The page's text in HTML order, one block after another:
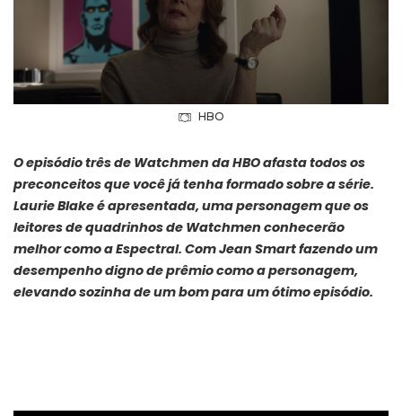
HBO
O episódio três de Watchmen da HBO afasta todos os
preconceitos que você já tenha formado sobre a série.
Laurie Blake é apresentada, uma personagem que os
leitores de quadrinhos de Watchmen conhecerão
melhor como a Espectral. Com Jean Smart fazendo um
desempenho digno de prêmio como a personagem,
elevando sozinha de um bom para um ótimo episódio.